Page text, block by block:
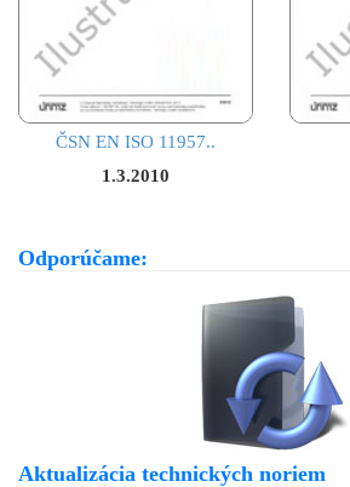
ČSN EN ISO 11957..
1.3.2010
Odporúčame:
Aktualizácia technických noriem